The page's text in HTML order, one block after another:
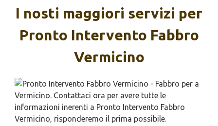
I nosti maggiori servizi per
Pronto Intervento Fabbro
Vermicino